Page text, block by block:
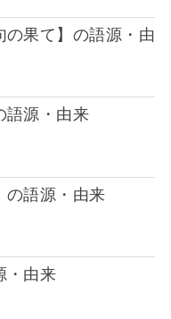
果て】の語源・由
語源・由来
の語源・由来
・由来